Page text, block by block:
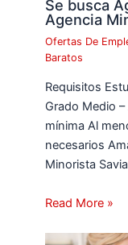
Se busca
Agencia
Ofertas De
Baratos
Requisitos
Grado Medio
mínima Al
necesarios
Minorista
Read More »